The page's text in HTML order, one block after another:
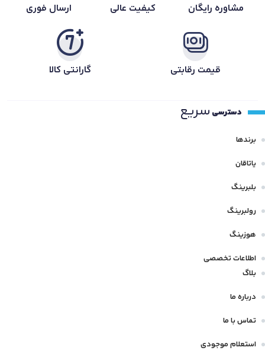
مشاوره رایگان کیفیت عالی ارسال فوری
قیمت رقابتی گارانتی کالا
دسترسی سریع
برندها
یاتاقان
بلبرینگ
رولبرینگ
هوزینگ
اطلاعات تخصصی
بلاگ
درباره ما
تماس با ما
استعلام موجودی